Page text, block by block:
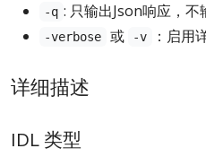
-q : 只输出Json响应，不
-verbose 或 -v ：启用
详细描述
IDL 类型